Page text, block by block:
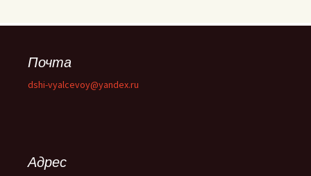
Почта
dshi-vyalcevoy@yandex.ru
Адрес